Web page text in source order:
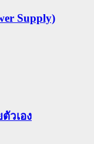
Supply)
วเอง